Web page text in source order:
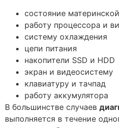
состояние
работу процессора и
систему охлаждения
цепи питания
накопители SSD и HDD
экран и видеосистему
клавиатуру и тачпад
работу аккумулятора
В большинстве случаев
выполняется в течение